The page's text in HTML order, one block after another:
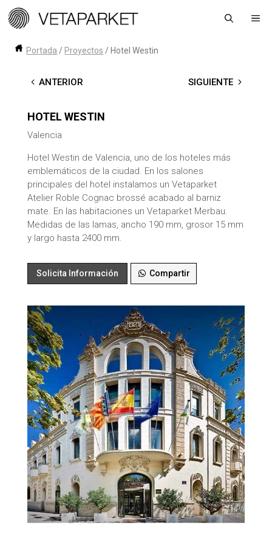
Saltar
contenido
Portada / Proyectos / Hotel Westin
← ANTERIOR SIGUIENTE →
HOTEL WESTIN
Valencia
Hotel Westin de Valencia, uno de los hoteles más
emblemáticos de la ciudad. En los salones
principales del hotel instalamos un Vetaparket
Atelier Roble Cognac brossé acabado al barniz
mate. En las habitaciones un Vetaparket Merbau.
Medidas de las lamas, ancho 190 mm, grosor 15 mm
y largo hasta 2400 mm.
Solicita Información Compartir